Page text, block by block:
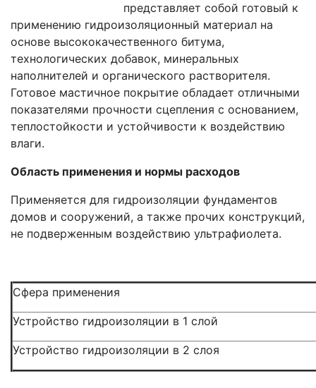
представляет собой готовый к
применению гидроизоляционный материал на
основе высококачественного битума,
технологических добавок, минеральных
наполнителей и органического растворителя.
Готовое мастичное покрытие обладает отличными
показателями прочности сцепления с основанием,
теплостойкости и устойчивости к воздействию
влаги.
Область применения и нормы расходов
Применяется для гидроизоляции фундаментов
домов и сооружений, а также прочих конструкций,
не подверженным воздействию ультрафиолета.
Сфера применения
Устройство гидроизоляции в 1 слой
Устройство гидроизоляции в 2 слоя